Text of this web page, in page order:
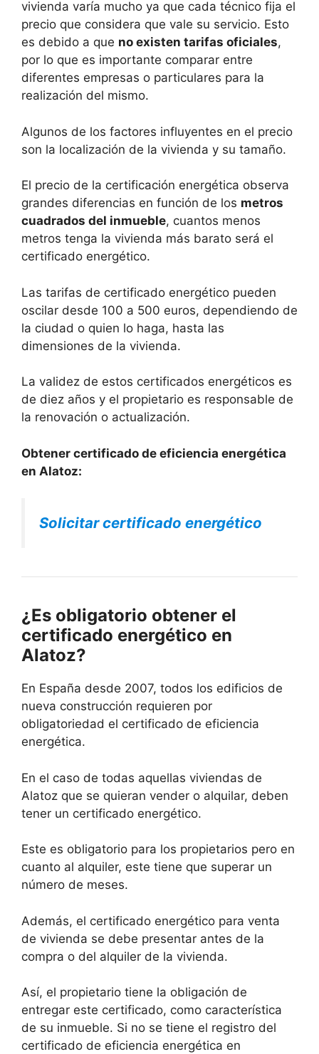
vivienda varía mucho ya que cada técnico fija el
precio que considera que vale su servicio. Esto
es debido a que no existen tarifas oficiales,
por lo que es importante comparar entre
diferentes empresas o particulares para la
realización del mismo.
Algunos de los factores influyentes en el precio
son la localización de la vivienda y su tamaño.
El precio de la certificación energética observa
grandes diferencias en función de los metros
cuadrados del inmueble, cuantos menos
metros tenga la vivienda más barato será el
certificado energético.
Las tarifas de certificado energético pueden
oscilar desde 100 a 500 euros, dependiendo de
la ciudad o quien lo haga, hasta las
dimensiones de la vivienda.
La validez de estos certificados energéticos es
de diez años y el propietario es responsable de
la renovación o actualización.
Obtener certificado de eficiencia energética
en Alatoz:
Solicitar certificado energético
¿Es obligatorio obtener el
certificado energético en
Alatoz?
En España desde 2007, todos los edificios de
nueva construcción requieren por
obligatoriedad el certificado de eficiencia
energética.
En el caso de todas aquellas viviendas de
Alatoz que se quieran vender o alquilar, deben
tener un certificado energético.
Este es obligatorio para los propietarios pero en
cuanto al alquiler, este tiene que superar un
número de meses.
Además, el certificado energético para venta
de vivienda se debe presentar antes de la
compra o del alquiler de la vivienda.
Así, el propietario tiene la obligación de
entregar este certificado, como característica
de su inmueble. Si no se tiene el registro del
certificado de eficiencia energética en